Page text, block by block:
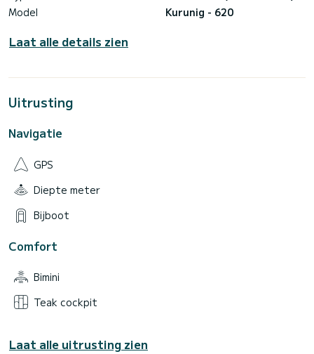
Model
Kurunig - 620
Laat alle details zien
Uitrusting
Navigatie
GPS
Diepte meter
Bijboot
Comfort
Bimini
Teak cockpit
Laat alle uitrusting zien